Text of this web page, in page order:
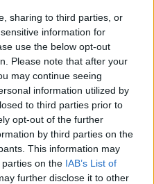
sharing to third parties, or
information for
use the below opt-out
Please note that after your
may continue seeing
information utilized by
to third parties prior to
opt-out of the further
by third parties on the
This information may
on the IAB’s List of
further disclose it to other
Maccabi
registruoti vartotojai.
vartotojų
komentaruose!